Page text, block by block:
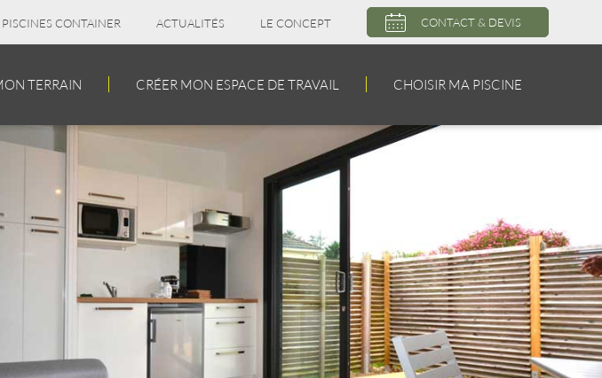
CONTAINER ACTUALITÉS LE CONCEPT CONTACT & DEVIS
TERRAIN CRÉER MON ESPACE DE TRAVAIL CHOISIR MA PISCINE